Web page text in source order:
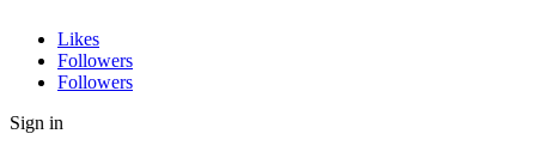
Likes
Followers
Followers
Sign in